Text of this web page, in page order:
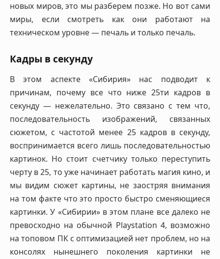
новых миров, это мы разберем позже. Но вот сами
миры, если смотреть как они работают на
техническом уровне — печаль и только печаль.
Кадры в секунду
В этом аспекте «Сибирия» нас подводит к
причинам, почему все что ниже 25ти кадров в
секунду — нежелательно. Это связано с тем что,
последовательность изображений, связанных
сюжетом, с частотой менее 25 кадров в секунду,
воспринимается всего лишь последовательностью
картинок. Но стоит счетчику только переступить
черту в 25, то уже начинает работать магия кино, и
мы видим сюжет картины, не заостряя внимания
на том факте что это просто быстро сменяющиеся
картинки. У «Сибирии» в этом плане все далеко не
превосходно на обычной Playstation 4, возможно
на топовом ПК с оптимизацией нет проблем, но на
консолях нынешнего поколения картинки не